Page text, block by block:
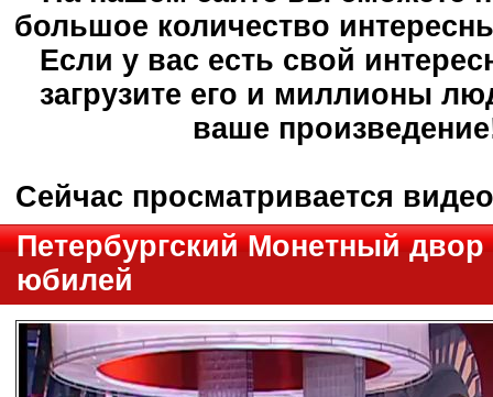
большое количество
Если у вас есть свой
загрузите его и миллионы
ваше
Сейчас просматривается
Петербургский Монетный двор
юбилей